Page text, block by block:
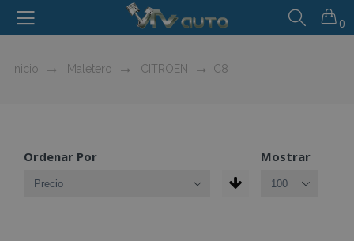
0
Inicio Maletero CITROEN C8
Ordenar Por Mostrar